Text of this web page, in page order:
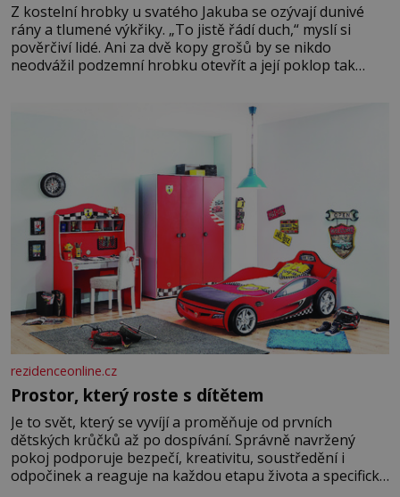
Z kostelní hrobky u svatého Jakuba se ozývají dunivé
rány a tlumené výkřiky. „To jistě řádí duch,“ myslí si
pověrčiví lidé. Ani za dvě kopy grošů by se nikdo
neodvážil podzemní hrobku otevřít a její poklop tak
rezidenceonline.cz
Prostor, který roste s dítětem
Je to svět, který se vyvíjí a proměňuje od prvních
dětských krůčků až po dospívání. Správně navržený
pokoj podporuje bezpečí, kreativitu, soustředění i
odpočinek a reaguje na každou etapu života a specifické